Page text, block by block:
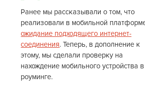
Ранее мы рассказывали о том, что
реализовали в мобильной
ожидание подходящего интернет-
соединения. Теперь, в дополнение к
этому, мы сделали проверку на
нахождение мобильного устройства в
роуминге.